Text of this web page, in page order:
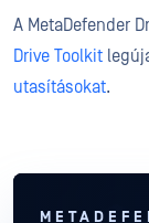
A MetaDefender
Drive Toolkit
utasításokat.